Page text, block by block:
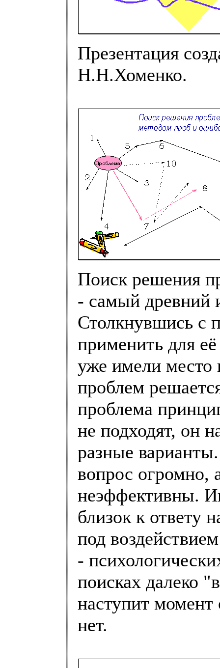
Презентация
Н.Н.Хоменко.
Поиск решения
- самый древний
Столкнувшись с
применить для
уже имели место
проблем
проблема
не подходят, он
разные
вопрос огромно,
неэффективны.
близок к ответу
под
-
поисках далеко
наступит
нет.